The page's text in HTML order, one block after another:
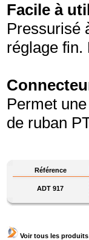
Facile à
Pressurisé
réglage fin.
Permet
de ruban
Référence
ADT 917
Voir tous les